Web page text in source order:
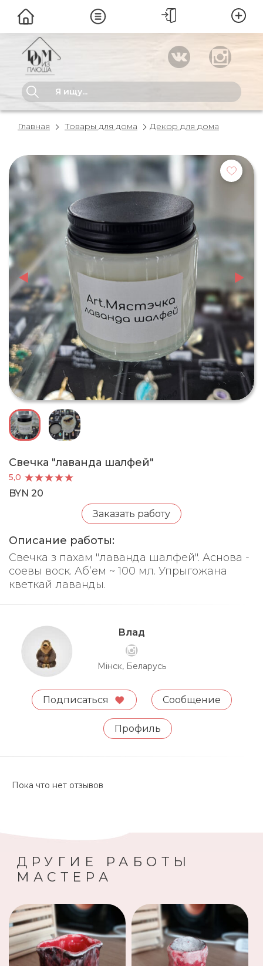
Главная Товары для дома Декор для дома
Свечка "лаванда шалфей"
5,0
BYN 20
Заказать работу
Описание работы:
Свечка з пахам "лаванда шалфей". Аснова -
соевы воск. Аб’ем ~ 100 мл. Упрыгожана
кветкай лаванды.
Влад
Мінск, Беларусь
Подписаться Сообщение
Профиль
Пока что нет отзывов
ДРУГИЕ РАБОТЫ
МАСТЕРА